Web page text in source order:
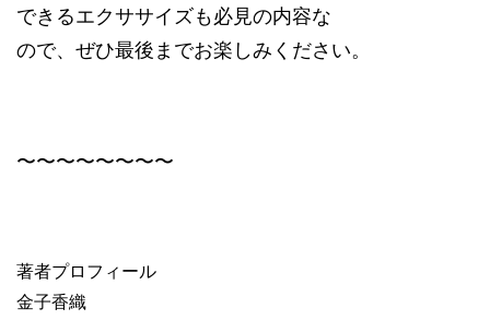
できるエクササイズも必見の内容な
ので、ぜひ最後までお楽しみください。
〜〜〜〜〜〜〜〜
著者プロフィール
金子香織